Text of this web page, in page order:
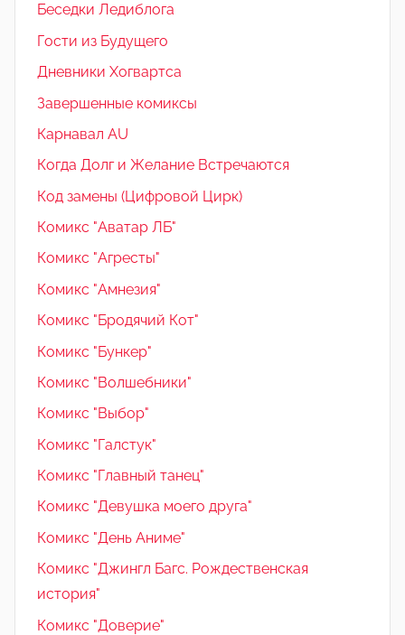
Беседки Ледиблога
Гости из Будущего
Дневники Хогвартса
Завершенные комиксы
Карнавал AU
Когда Долг и Желание Встречаются
Код замены (Цифровой Цирк)
Комикс "Аватар ЛБ"
Комикс "Агресты"
Комикс "Амнезия"
Комикс "Бродячий Кот"
Комикс "Бункер"
Комикс "Волшебники"
Комикс "Выбор"
Комикс "Галстук"
Комикс "Главный танец"
Комикс "Девушка моего друга"
Комикс "День Аниме"
Комикс "Джингл Багс. Рождественская
история"
Комикс "Доверие"